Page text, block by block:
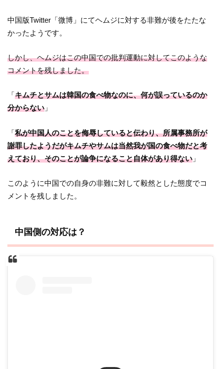
中国版Twitter「微博」にてヘムジに対する非難が後をたたな
かったようです。
しかし、ヘムジはこの中国での批判運動に対してこのような
コメントを残しました。
「キムチとサムは韓国の食べ物なのに、何が誤っているのか
分からない 」
「私が中国人のことを侮辱していると伝わり、所属事務所が
謝罪したようだがキムチやサムは当然我が国の食べ物だと考
えており、そのことが論争になること自体があり得ない 」
このように中国での自身の非難に対して毅然とした態度でコ
メントを残しました。
中国側の対応は？